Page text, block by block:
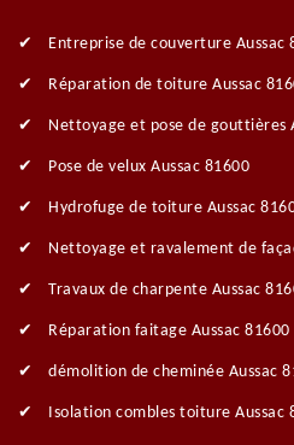
Entreprise de couverture Aussac
Réparation de toiture Aussac
Nettoyage et pose de gouttières
Pose de velux Aussac 81600
Hydrofuge de toiture Aussac
Nettoyage et ravalement de
Travaux de charpente Aussac
Réparation faitage Aussac 81600
démolition de cheminée Aussac
Isolation combles toiture Aussac